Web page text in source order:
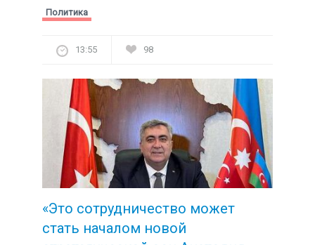
Политика
13:55 98
«Это сотрудничество может
стать началом новой